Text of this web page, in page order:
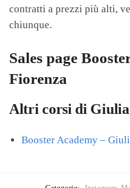
contratti a prezzi più alti,
chiunque.
Sales page
Fiorenza
Altri corsi di
Booster Academy –